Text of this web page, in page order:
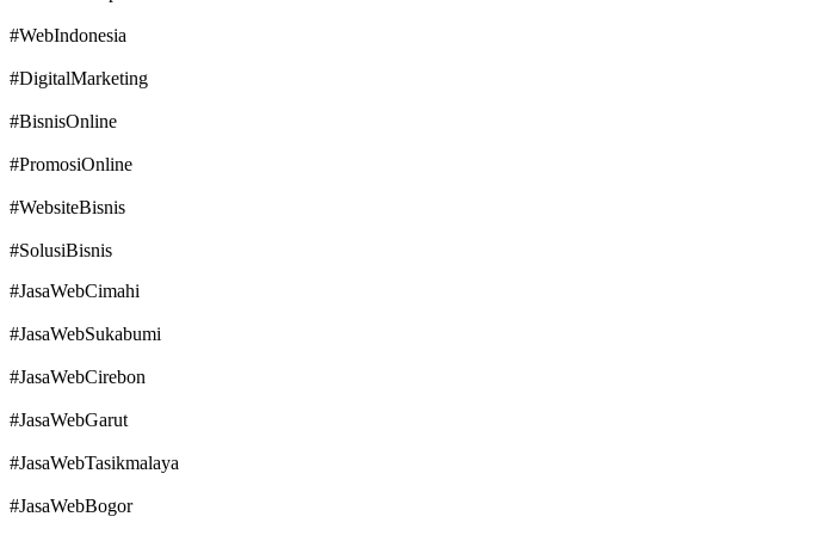
#WebIndonesia
#DigitalMarketing
#BisnisOnline
#PromosiOnline
#WebsiteBisnis
#SolusiBisnis
#JasaWebCimahi
#JasaWebSukabumi
#JasaWebCirebon
#JasaWebGarut
#JasaWebTasikmalaya
#JasaWebBogor